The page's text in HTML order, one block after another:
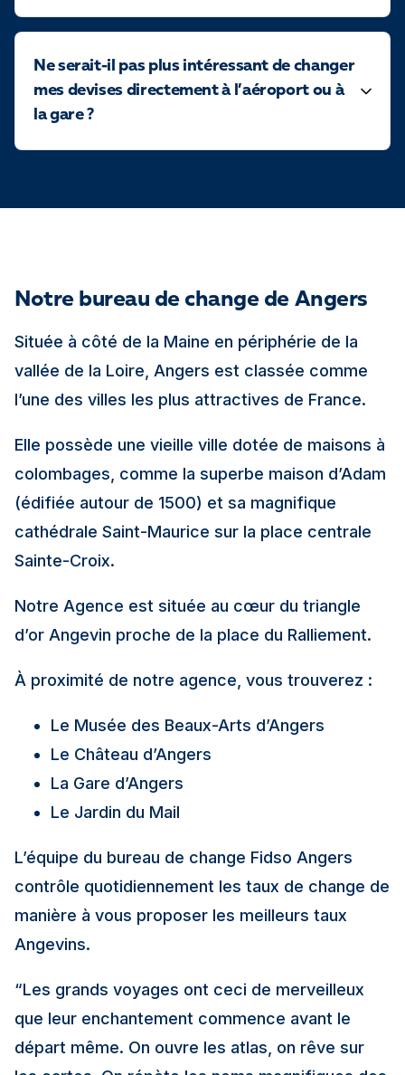
Ne serait-il pas plus intéressant de changer
mes devises directement à l’aéroport ou à
la gare ?
Notre bureau de change de Angers
Située à côté de la Maine en périphérie de la
vallée de la Loire, Angers est classée comme
l’une des villes les plus attractives de France.
Elle possède une vieille ville dotée de maisons à
colombages, comme la superbe maison d’Adam
(édifiée autour de 1500) et sa magnifique
cathédrale Saint-Maurice sur la place centrale
Sainte-Croix.
Notre Agence est située au cœur du triangle
d’or Angevin proche de la place du Ralliement.
À proximité de notre agence, vous trouverez :
Le Musée des Beaux-Arts d’Angers
Le Château d’Angers
La Gare d’Angers
Le Jardin du Mail
L’équipe du bureau de change Fidso Angers
contrôle quotidiennement les taux de change de
manière à vous proposer les meilleurs taux
Angevins.
“Les grands voyages ont ceci de merveilleux
que leur enchantement commence avant le
départ même. On ouvre les atlas, on rêve sur